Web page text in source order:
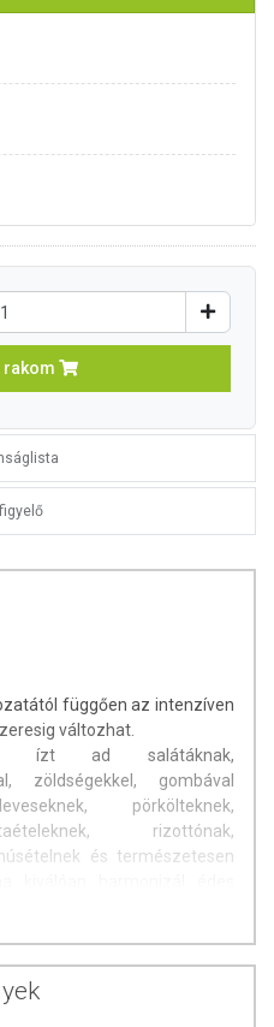
rakom
függően az intenzíven
változhat.
ízt ad salátáknak,
zöldségekkel, gombával
pörkölteknek,
rizottónak,
és természetesen
fokhagyma lekvárt és
hőkezelve és sütve. A
finom. A gyomra